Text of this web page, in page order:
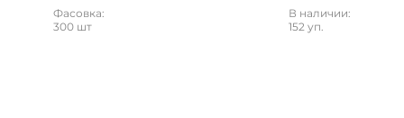
Фасовка:
300 шт
В наличии:
152 уп.